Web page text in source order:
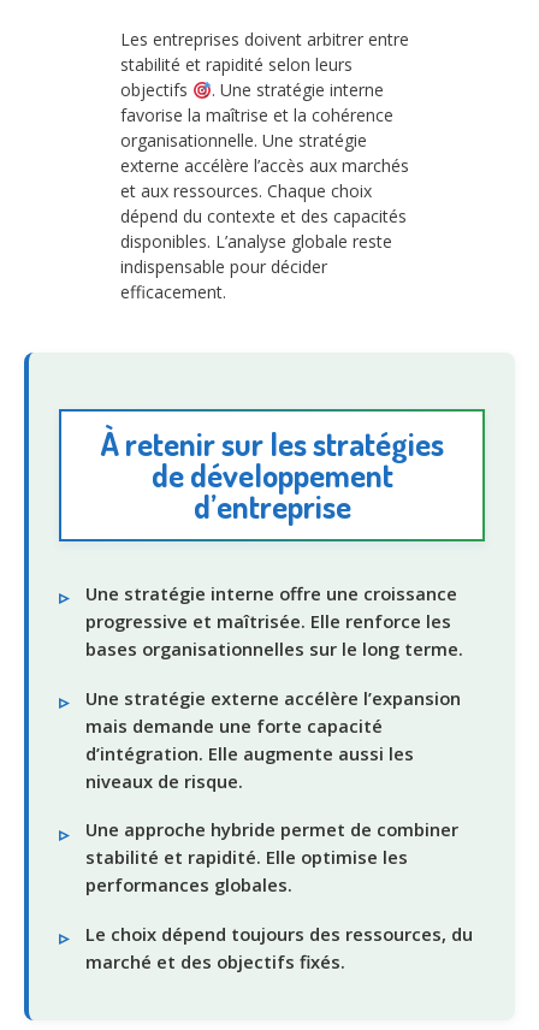
Les entreprises doivent arbitrer entre
stabilité et rapidité selon leurs
objectifs
. Une stratégie interne
favorise la maîtrise et la cohérence
organisationnelle. Une stratégie
externe accélère l’accès aux marchés
et aux ressources. Chaque choix
dépend du contexte et des capacités
disponibles. L’analyse globale reste
indispensable pour décider
efficacement.
À retenir sur les stratégies
de développement
d’entreprise
Une stratégie interne offre une croissance
progressive et maîtrisée. Elle renforce les
bases organisationnelles sur le long terme.
Une stratégie externe accélère l’expansion
mais demande une forte capacité
d’intégration. Elle augmente aussi les
niveaux de risque.
Une approche hybride permet de combiner
stabilité et rapidité. Elle optimise les
performances globales.
Le choix dépend toujours des ressources, du
marché et des objectifs fixés.